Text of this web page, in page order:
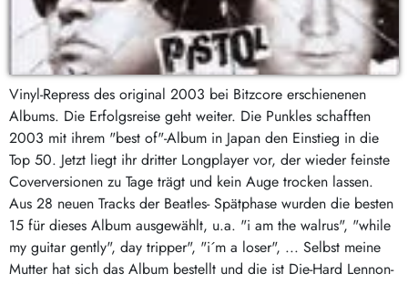
Vinyl-Repress des original 2003 bei Bitzcore erschienenen
Albums. Die Erfolgsreise geht weiter. Die Punkles schafften
2003 mit ihrem "best of"-Album in Japan den Einstieg in die
Top 50. Jetzt liegt ihr dritter Longplayer vor, der wieder feinste
Coverversionen zu Tage trägt und kein Auge trocken lassen.
Aus 28 neuen Tracks der Beatles- Spätphase wurden die besten
15 für dieses Album ausgewählt, u.a. "i am the walrus", "while
my guitar gently", day tripper", "i´m a loser", ... Selbst meine
Mutter hat sich das Album bestellt und die ist Die-Hard Lennon-